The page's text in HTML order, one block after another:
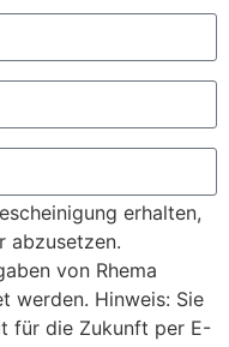
erhalten,
abzusetzen.
von Rhema
werden. Hinweis: Sie
für die Zukunft per E-